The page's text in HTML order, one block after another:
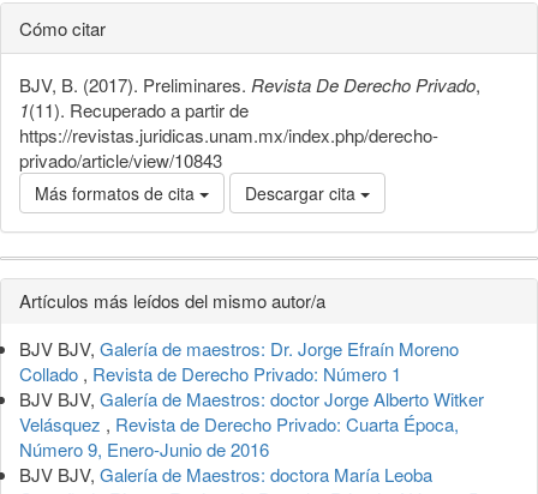
Cómo citar
BJV, B. (2017). Preliminares. Revista De Derecho Privado,
1(11). Recuperado a partir de
https://revistas.juridicas.unam.mx/index.php/derecho-
privado/article/view/10843
Más formatos de cita Descargar cita
Detalles
del
artículo
Artículos más leídos del mismo autor/a
BJV BJV, Galería de maestros: Dr. Jorge Efraín Moreno
Collado , Revista de Derecho Privado: Número 1
BJV BJV, Galería de Maestros: doctor Jorge Alberto Witker
Velásquez , Revista de Derecho Privado: Cuarta Época,
Número 9, Enero-Junio de 2016
BJV BJV, Galería de Maestros: doctora María Leoba